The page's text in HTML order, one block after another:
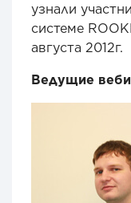
узнали
системе
августа 2012г.
Ведущие